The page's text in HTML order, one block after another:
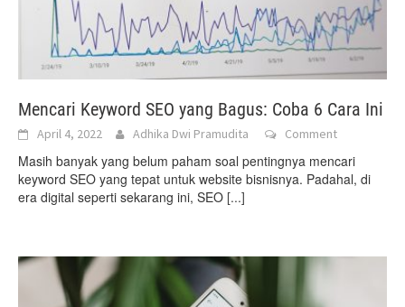
Mencari Keyword SEO yang Bagus: Coba 6 Cara Ini
April 4, 2022 Adhika Dwi Pramudita Comment
Masih banyak yang belum paham soal pentingnya mencari
keyword SEO yang tepat untuk website bisnisnya. Padahal, di
era digital seperti sekarang ini, SEO [...]